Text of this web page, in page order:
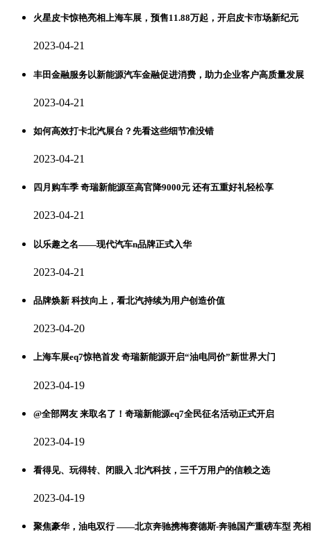
火星皮卡惊艳亮相上海车展，预售11.88万起，开启皮卡市场新纪元
2023-04-21
丰田金融服务以新能源汽车金融促进消费，助力企业客户高质量发展
2023-04-21
如何高效打卡北汽展台？先看这些细节准没错
2023-04-21
四月购车季 奇瑞新能源至高官降9000元 还有五重好礼轻松享
2023-04-21
以乐趣之名——现代汽车n品牌正式入华
2023-04-21
品牌焕新 科技向上，看北汽持续为用户创造价值
2023-04-20
上海车展eq7惊艳首发 奇瑞新能源开启“油电同价”新世界大门
2023-04-19
@全部网友 来取名了！奇瑞新能源eq7全民征名活动正式开启
2023-04-19
看得见、玩得转、闭眼入 北汽科技，三千万用户的信赖之选
2023-04-19
聚焦豪华，油电双行 ——北京奔驰携梅赛德斯-奔驰国产重磅车型 亮